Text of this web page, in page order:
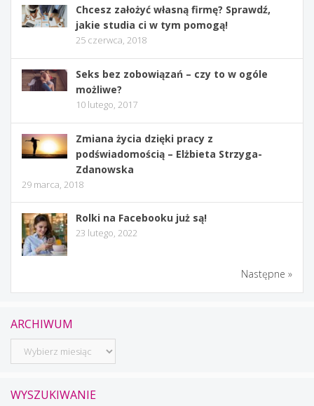
Chcesz założyć własną firmę? Sprawdź,
jakie studia ci w tym pomogą!
25 czerwca, 2018
Seks bez zobowiązań – czy to w ogóle
możliwe?
10 lutego, 2017
Zmiana życia dzięki pracy z
podświadomością – Elżbieta Strzyga-
Zdanowska
29 marca, 2018
Rolki na Facebooku już są!
23 lutego, 2022
Następne »
ARCHIWUM
Archiwum
WYSZUKIWANIE